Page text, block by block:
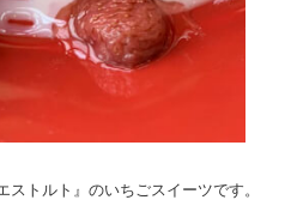
トルト』のいちごスイーツです。